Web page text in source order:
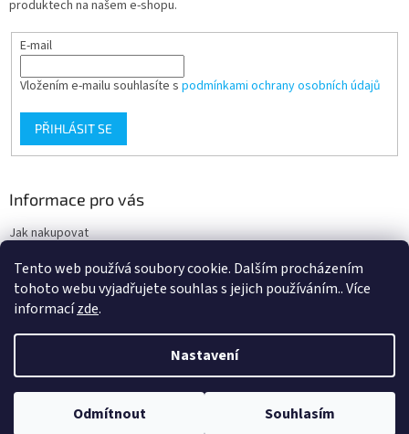
Tento web používá soubory cookie. Dalším procházením
tohoto webu vyjadřujete souhlas s jejich používáním.. Více
informacízde.
Nastavení
Odmítnout Souhlasím
Nacházíte se na velkoobchodním eshopu pro odbornou veřejnost. Pro
produktech na našem e-shopu.
E-mail
Vložením e-mailu souhlasíte s podmínkami ochrany osobních údajů
PŘIHLÁSIT SE
Informace pro vás
Jak nakupovat
Podmínky ochrany osobních údajů
Vytvořil Shoptet
Copyright 2026Ortgroup Medical . Všechna práva vyhrazena.